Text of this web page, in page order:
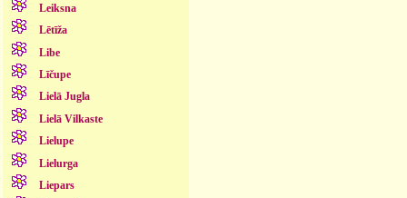
Leiksna
Lētīža
Libe
Līčupe
Lielā Jugla
Lielā Vilkaste
Lielupe
Lielurga
Liepars